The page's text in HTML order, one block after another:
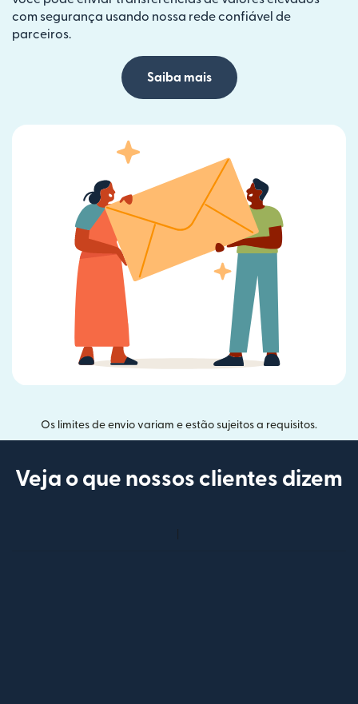
com segurança usando nossa rede confiável de
parceiros.
Saiba mais
Os limites de envio variam e estão sujeitos a requisitos.
Veja o que nossos clientes dizem